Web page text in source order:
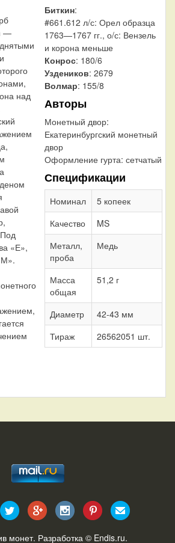
—
над
«Е»,
Биткин:
#661.612 л/с: Орел образца
1763—1767 гг., о/с: Вензель
и корона меньше
Конрос: 180/6
Уздеников: 2679
Волмар: 155/8
Авторы
Монетный двор:
Екатеринбургский монетный
двор
Оформление гурта: сетчатый
Спецификации
Номинал
5 копеек
Качество
MS
Металл,
проба
Медь
Масса
общая
51,2 г
Диаметр
42-43 мм
Тираж
26562051 шт.
монет. Разработка © Endis.ru.